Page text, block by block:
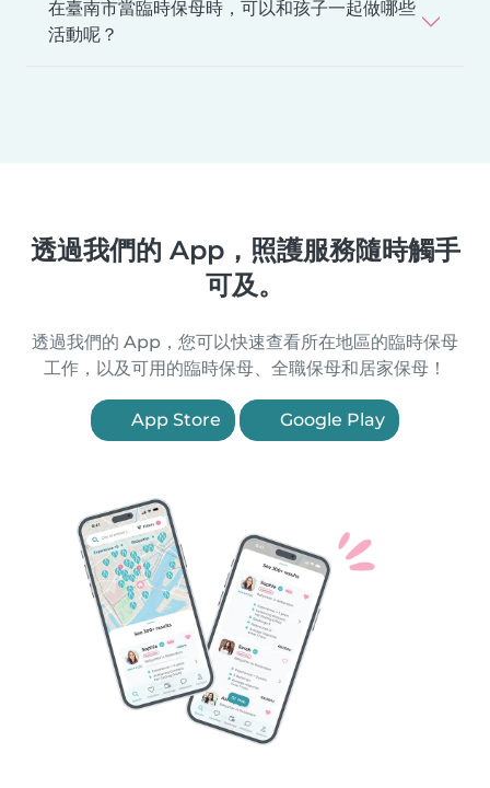
在臺南市當臨時保母時，可以和孩子一起做哪些
活動呢？
透過我們的 App，照護服務隨時觸手
可及。
透過我們的 App，您可以快速查看所在地區的臨時保母
工作，以及可用的臨時保母、全職保母和居家保母！
App Store Google Play